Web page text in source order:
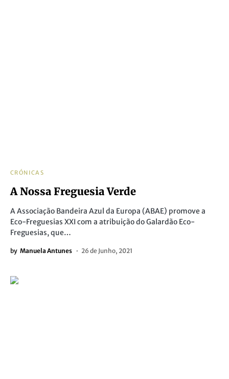
CRÓNICAS
A Nossa Freguesia Verde
A Associação Bandeira Azul da Europa (ABAE) promove a
Eco-Freguesias XXI com a atribuição do Galardão Eco-
Freguesias, que…
by Manuela Antunes 26 de Junho, 2021